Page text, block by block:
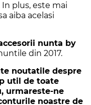
plus, este mai
aiba acelasi
nunta by
din 2017.
noutatile despre
util de toate
urmareste-ne
noastre de